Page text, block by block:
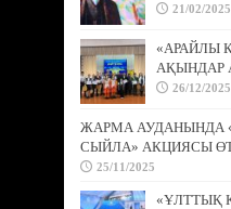
21/02/2025
«АРАЙЛЫ
АҚЫНДАР
26/12/2025
ЖАРМА АУДАНЫНДА
СЫЙЛА» АКЦИЯСЫ
25/11/2025
«ҰЛТТЫҚ